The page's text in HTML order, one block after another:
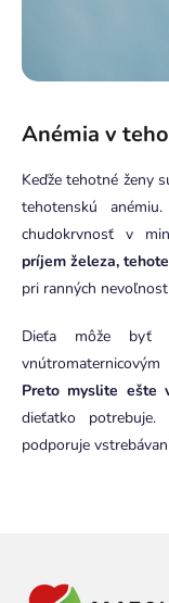
Anémia v
Keďže tehotné ženy
tehotenskú
chudokrvnosť v
príjem železa,
pri ranných
Dieťa môže byť
Preto myslite ešte
dieťatko
podporuje